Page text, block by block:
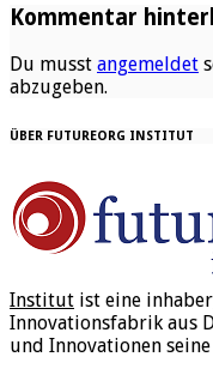
Kommentar
Du musst angemeldet
abzugeben.
ÜBER FUTUREORG INSTITUT
Institut ist eine
Innovationsfabrik aus
und Innovationen